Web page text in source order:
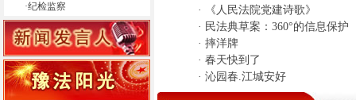
·纪检监察
·
《人民法院党建诗歌》
· 民法典草案：360°的信息保护
· 摔洋牌
· 春天快到了
· 沁园春.江城安好